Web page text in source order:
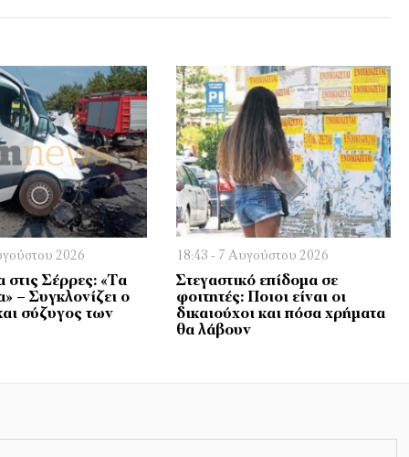
2026
στις Σέρρες: «Τα
– Συγκλονίζει ο
σύζυγος των
18:43 - 7 Αυγούστου 2026
Στεγαστικό επίδομα σε
φοιτητές: Ποιοι είναι οι
δικαιούχοι και πόσα χρήματα
θα λάβουν